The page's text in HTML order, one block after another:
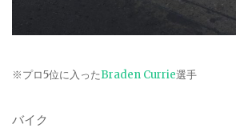
※プロ5位に入ったBraden Currie選手
バイク